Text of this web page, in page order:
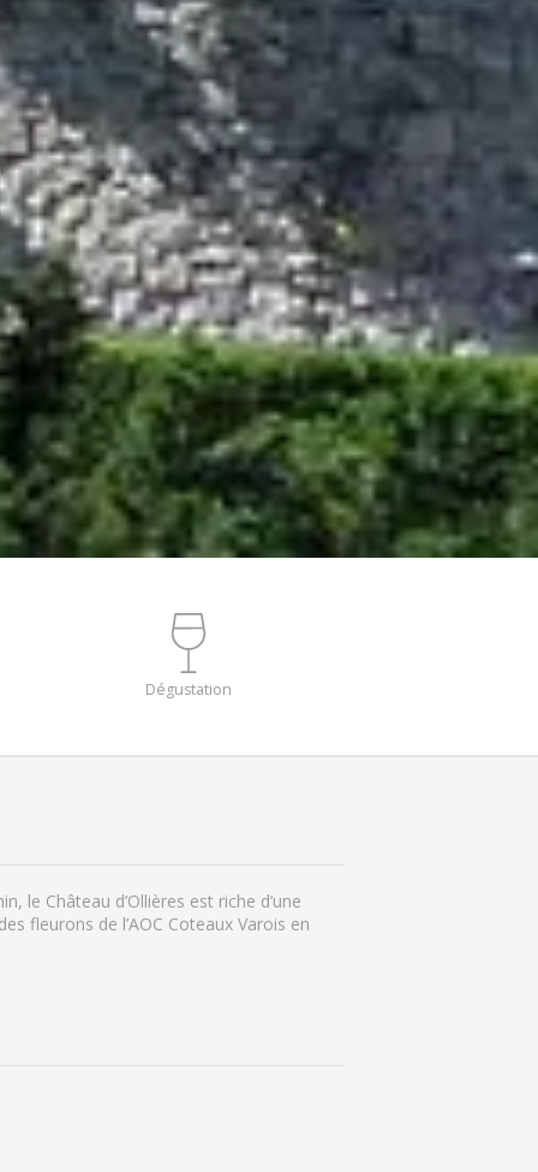
Dégustation
le Château d’Ollières est riche d’une
fleurons de l’AOC Coteaux Varois en